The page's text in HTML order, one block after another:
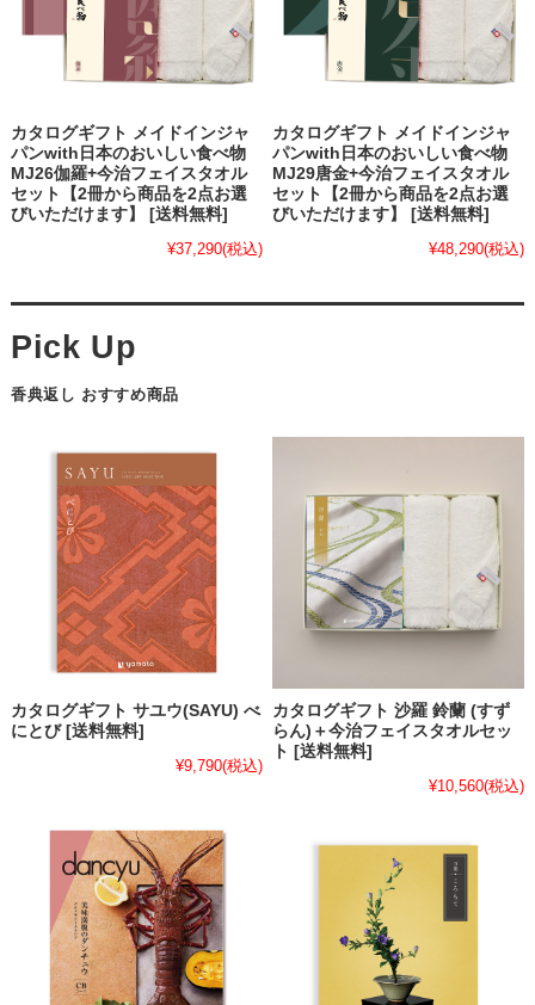
カタログギフト メイドインジャ
パンwith日本のおいしい食べ物
MJ26伽羅+今治フェイスタオル
セット【2冊から商品を2点お選
びいただけます】 [送料無料]
¥37,290(税込)
カタログギフト メイドインジャ
パンwith日本のおいしい食べ物
MJ29唐金+今治フェイスタオル
セット【2冊から商品を2点お選
びいただけます】 [送料無料]
¥48,290(税込)
香典返し おすすめ商品
カタログギフト サユウ(SAYU) べ
にとび [送料無料]
¥9,790(税込)
カタログギフト 沙羅 鈴蘭 (すず
らん)＋今治フェイスタオルセッ
ト [送料無料]
¥10,560(税込)